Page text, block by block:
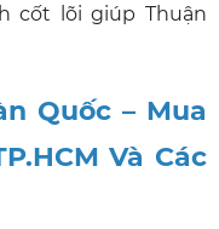
cốt lõi giúp Thuận
Quốc – Mua
Và Các